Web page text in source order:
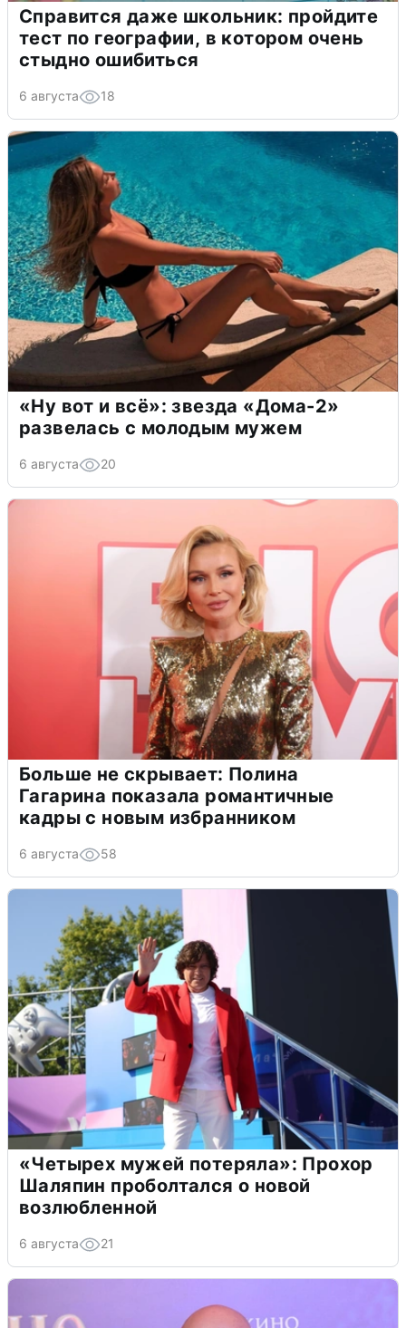
Справится даже школьник: пройдите
тест по географии, в котором очень
стыдно ошибиться
6 августа 18
«Ну вот и всё»: звезда «Дома-2»
развелась с молодым мужем
6 августа 20
Больше не скрывает: Полина
Гагарина показала романтичные
кадры с новым избранником
6 августа 58
«Четырех мужей потеряла»: Прохор
Шаляпин проболтался о новой
возлюбленной
6 августа 21